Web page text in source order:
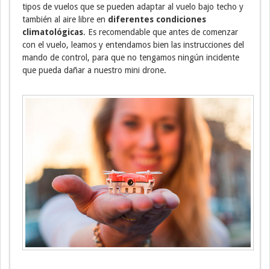
tipos de vuelos que se pueden adaptar al vuelo bajo techo y
también al aire libre en diferentes condiciones
climatológicas. Es recomendable que antes de comenzar
con el vuelo, leamos y entendamos bien las instrucciones del
mando de control, para que no tengamos ningún incidente
que pueda dañar a nuestro mini drone.